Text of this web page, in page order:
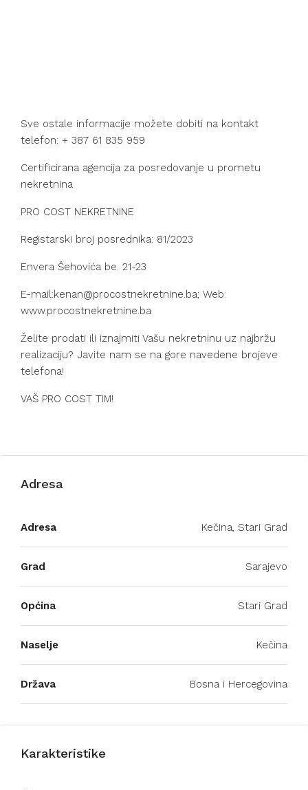
Sve ostale informacije možete dobiti na kontakt
telefon: + 387 61 835 959
Certificirana agencija za posredovanje u prometu
nekretnina
PRO COST NEKRETNINE
Registarski broj posrednika: 81/2023
Envera Šehovića be. 21-23
E-mail:kenan@procostnekretnine.ba; Web:
www.procostnekretnine.ba
Želite prodati ili iznajmiti Vašu nekretninu uz najbržu
realizaciju? Javite nam se na gore navedene brojeve
telefona!
VAŠ PRO COST TIM!
Adresa
Adresa Kečina, Stari Grad
Grad Sarajevo
Općina Stari Grad
Naselje Kečina
Država Bosna i Hercegovina
Karakteristike